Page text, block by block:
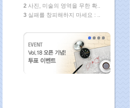
2사진, 미술의 영역을 무한 확..
3실패를 창피해하지 마세요 : ..